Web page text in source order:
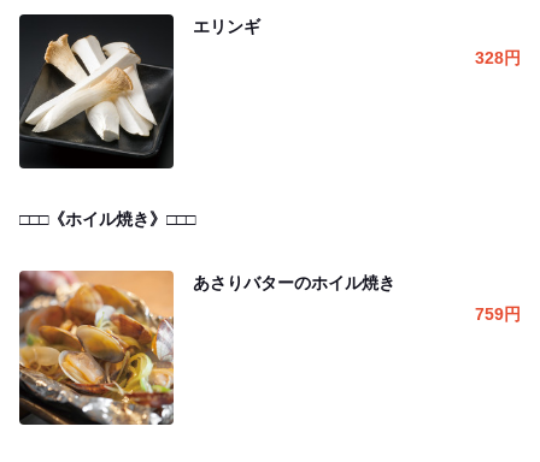
エリンギ
328円
□□□《ホイル焼き》□□□
あさりバターのホイル焼き
759円